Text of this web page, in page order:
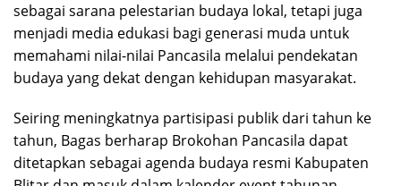
sebagai sarana pelestarian budaya lokal, tetapi juga
menjadi media edukasi bagi generasi muda untuk
memahami nilai-nilai Pancasila melalui pendekatan
budaya yang dekat dengan kehidupan masyarakat.
Seiring meningkatnya partisipasi publik dari tahun ke
tahun, Bagas berharap Brokohan Pancasila dapat
ditetapkan sebagai agenda budaya resmi Kabupaten